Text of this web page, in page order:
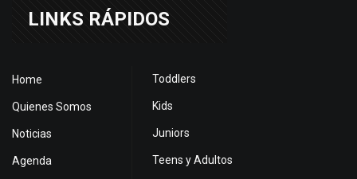
LINKS RÁPIDOS
Home
Quienes Somos
Noticias
Agenda
Toddlers
Kids
Juniors
Teens y Adultos